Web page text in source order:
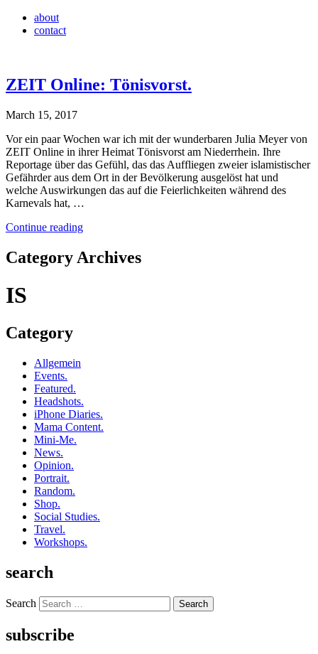
about
contact
ZEIT Online: Tönisvorst.
March 15, 2017
Vor ein paar Wochen war ich mit der wunderbaren Julia Meyer von
ZEIT Online in ihrer Heimat Tönisvorst am Niederrhein. Ihre
Reportage über das Gefühl, das das Auffliegen zweier islamistischer
Gefährder aus dem Ort in der Bevölkerung ausgelöst hat und
welche Auswirkungen das auf die Feierlichkeiten während des
Karnevals hat, …
Continue reading
Category Archives
IS
Category
Allgemein
Events.
Featured.
Headshots.
iPhone Diaries.
Mama Content.
Mini-Me.
News.
Opinion.
Portrait.
Random.
Shop.
Social Studies.
Travel.
Workshops.
search
Search
subscribe